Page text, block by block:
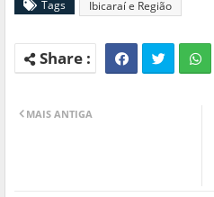
Tags Ibicaraí e Região
MAIS ANTIGA